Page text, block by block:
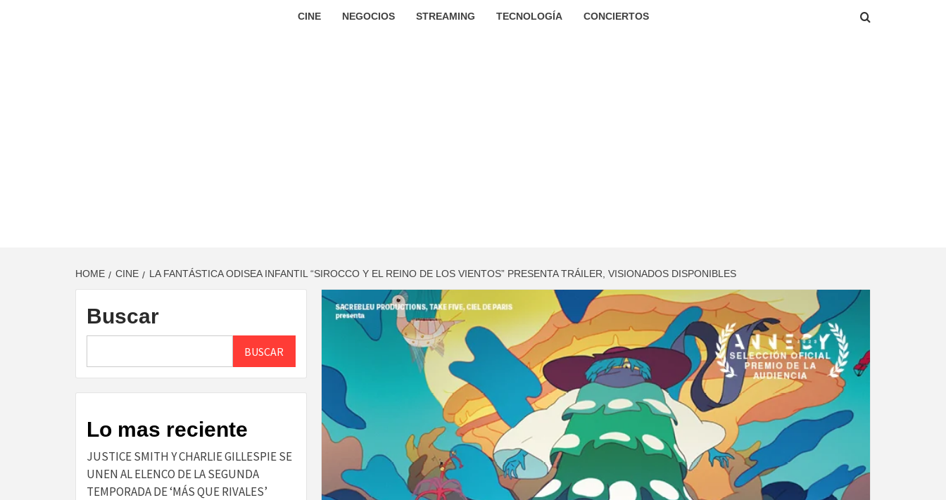
CINE NEGOCIOS STREAMING TECNOLOGÍA CONCIERTOS
HOME CINE LA FANTÁSTICA ODISEA INFANTIL “SIROCCO Y EL REINO DE LOS VIENTOS” PRESENTA TRÁILER, VISIONADOS DISPONIBLES
Buscar
BUSCAR
Lo mas reciente
JUSTICE SMITH Y CHARLIE GILLESPIE SE
UNEN AL ELENCO DE LA SEGUNDA
TEMPORADA DE ‘MÁS QUE RIVALES’